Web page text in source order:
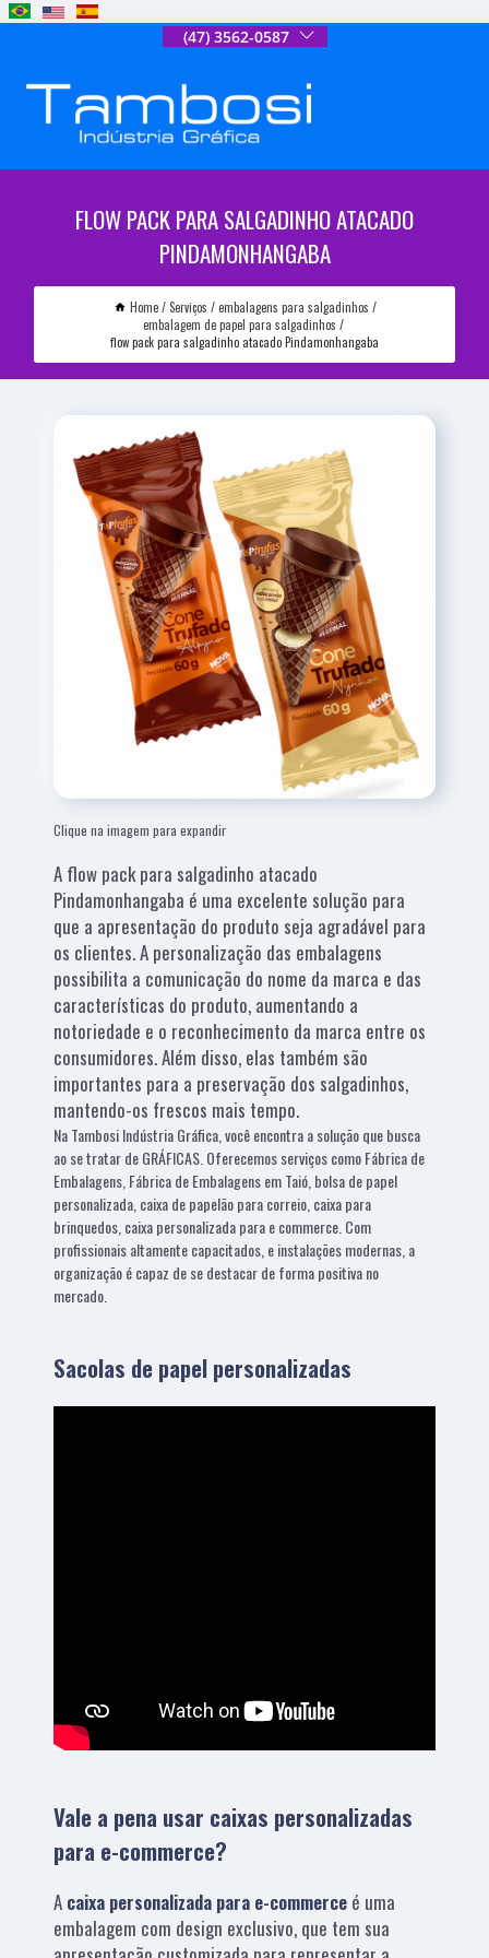
(47) 3562-0587
FLOW PACK PARA SALGADINHO ATACADO
PINDAMONHANGABA
Home Serviços
embalagens para salgadinhos
embalagem de papel para salgadinhos
flow pack para salgadinho atacado Pindamonhangaba
Clique na imagem para expandir
A flow pack para salgadinho atacado
Pindamonhangaba é uma excelente solução para
que a apresentação do produto seja agradável para
os clientes. A personalização das embalagens
possibilita a comunicação do nome da marca e das
características do produto, aumentando a
notoriedade e o reconhecimento da marca entre os
consumidores. Além disso, elas também são
importantes para a preservação dos salgadinhos,
mantendo-os frescos mais tempo.
Na Tambosi Indústria Gráfica, você encontra a solução que busca
ao se tratar de GRÁFICAS. Oferecemos serviços como Fábrica de
Embalagens, Fábrica de Embalagens em Taió, bolsa de papel
personalizada, caixa de papelão para correio, caixa para
brinquedos, caixa personalizada para e commerce. Com
profissionais altamente capacitados, e instalações modernas, a
organização é capaz de se destacar de forma positiva no
mercado.
Sacolas de papel personalizadas
Vale a pena usar caixas personalizadas
para e-commerce?
A caixa personalizada para e-commerce é uma
embalagem com design exclusivo, que tem sua